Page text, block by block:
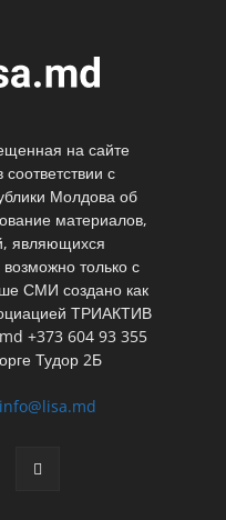
на сайте
с
Молдова об
материалов,
являющихся
только с
СМИ создано как
ТРИАКТИВ
+373 604 93 355
Тудор 2Б
info@lisa.md